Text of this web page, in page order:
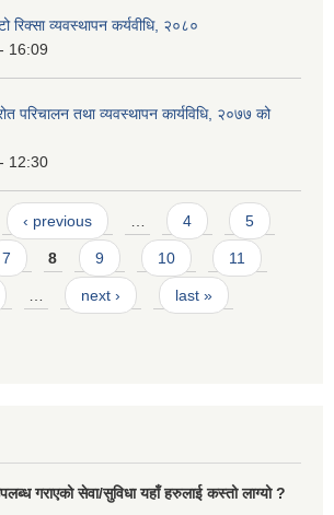
रिक्सा व्यवस्थापन कर्यवीधि, २०८०
16:09
परिचालन तथा व्यवस्थापन कार्यविधि, २०७७ को
12:30
‹ previous … 4 5
7 8 9 10 11
… next › last »
गराएको सेवा/सुविधा यहाँ हरुलाई कस्तो लाग्यो ?